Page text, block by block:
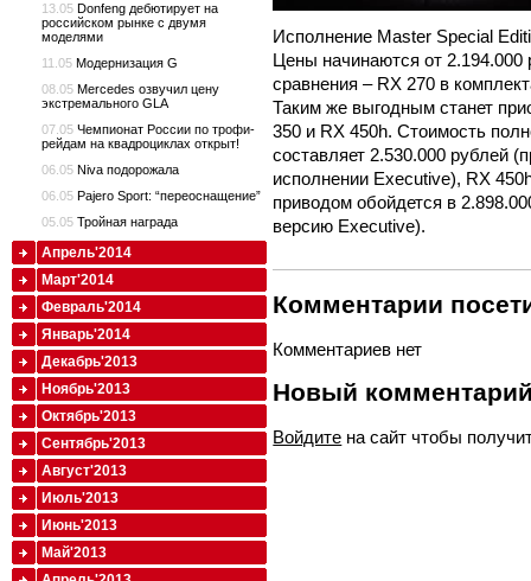
Исполнение Master Special
Цены начинаются от
сравнения – RX 270 в
Таким же выгодным станет
350 и RX 450h. Стоимость
составляет 2.530.000 рублей
исполнении Executive), RX
приводом обойдется в
версию Executive).
Комментарии
Комментариев нет
Новый
Войдите на сайт чтобы
13.05 Donfeng дебютирует на
российском рынке с двумя
моделями
11.05 Модернизация G
08.05 Mercedes озвучил цену
экстремального GLA
07.05 Чемпионат России по трофи-
рейдам на квадроциклах открыт!
06.05 Niva подорожала
06.05 Pajero Sport: “переоснащение”
05.05 Тройная награда
Апрель'2014
Март'2014
Февраль'2014
Январь'2014
Декабрь'2013
Ноябрь'2013
Октябрь'2013
Сентябрь'2013
Август'2013
Июль'2013
Июнь'2013
Май'2013